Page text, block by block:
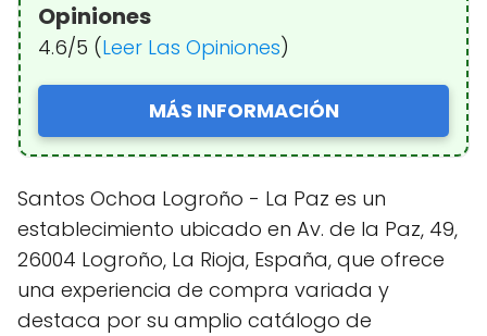
Opiniones
4.6/5 (Leer Las Opiniones)
MÁS INFORMACIÓN
Santos Ochoa Logroño - La Paz es un
establecimiento ubicado en Av. de la Paz, 49,
26004 Logroño, La Rioja, España, que ofrece
una experiencia de compra variada y
destaca por su amplio catálogo de